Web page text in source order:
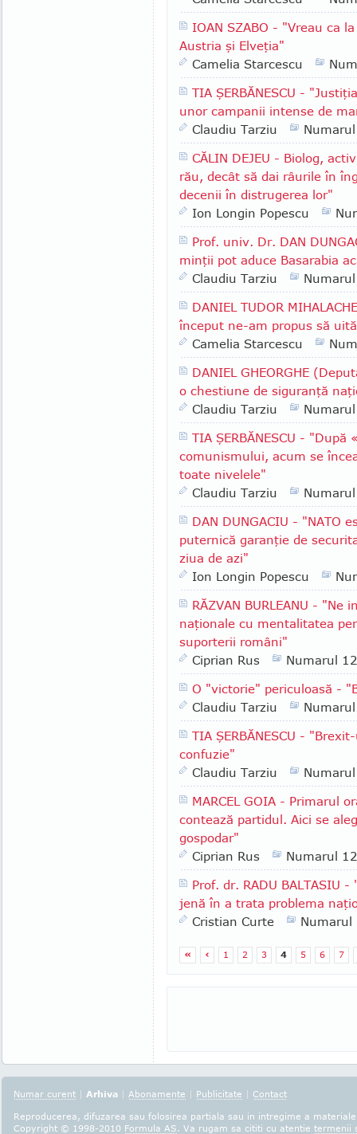
IOAN SZABO - "Vreau ca
Austria şi Elveţia"
Camelia Starcescu
TIA ŞERBĂNESCU -
unor campanii intense de
Claudiu Tarziu
CĂLIN DEJEU - Biolog,
rău, decât să dai râurile în
decenii în distrugerea lor"
Ion Longin Popescu
Prof. univ. Dr. DAN
minţii pot aduce Basarabia
Claudiu Tarziu
DANIEL TUDOR
început ne-am propus să
Camelia Starcescu
DANIEL GHEORGHE
o chestiune de siguranţă
Claudiu Tarziu
TIA ŞERBĂNESCU -
comunismului, acum se
toate nivelele"
Claudiu Tarziu
DAN DUNGACIU - "NATO
puternică garanţie de
ziua de azi"
Ion Longin Popescu
RĂZVAN BURLEANU -
naţionale cu mentalitatea
suporterii români"
Ciprian Rus
Numarul
O "victorie" periculoasă -
Claudiu Tarziu
TIA ŞERBĂNESCU -
confuzie"
Claudiu Tarziu
MARCEL GOIA - Primarul
contează partidul. Aici se
gospodar"
Ciprian Rus
Numarul
Prof. dr. RADU BALTASIU
jenă în a trata problema
Cristian Curte
Numarul
« ‹ 1 2 3 4 5 6 7
Numar curent | Arhiva | Abonamente | Publicitate | Contact
Reproducerea, difuzarea sau folosirea partiala sau in intregime a
Copyright © 1998-2010 Formula AS. Va rugam sa cititi cu atentie termenii